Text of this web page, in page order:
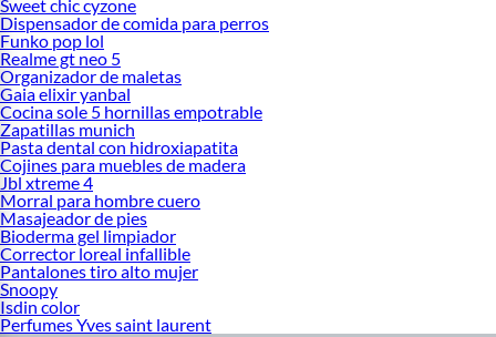
Sweet chic cyzone
Dispensador de comida para perros
Funko pop lol
Realme gt neo 5
Organizador de maletas
Gaia elixir yanbal
Cocina sole 5 hornillas empotrable
Zapatillas munich
Pasta dental con hidroxiapatita
Cojines para muebles de madera
Jbl xtreme 4
Morral para hombre cuero
Masajeador de pies
Bioderma gel limpiador
Corrector loreal infallible
Pantalones tiro alto mujer
Snoopy
Isdin color
Perfumes Yves saint laurent